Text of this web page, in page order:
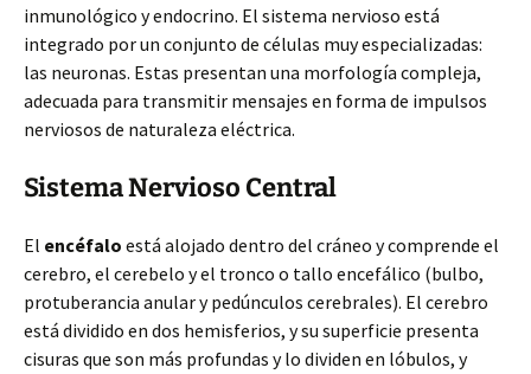
inmunológico y endocrino. El sistema nervioso está
integrado por un conjunto de células muy especializadas:
las neuronas. Estas presentan una morfología compleja,
adecuada para transmitir mensajes en forma de impulsos
nerviosos de naturaleza eléctrica.
Sistema Nervioso Central
El encéfalo está alojado dentro del cráneo y comprende el
cerebro, el cerebelo y el tronco o tallo encefálico (bulbo,
protuberancia anular y pedúnculos cerebrales). El cerebro
está dividido en dos hemisferios, y su superficie presenta
cisuras que son más profundas y lo dividen en lóbulos, y